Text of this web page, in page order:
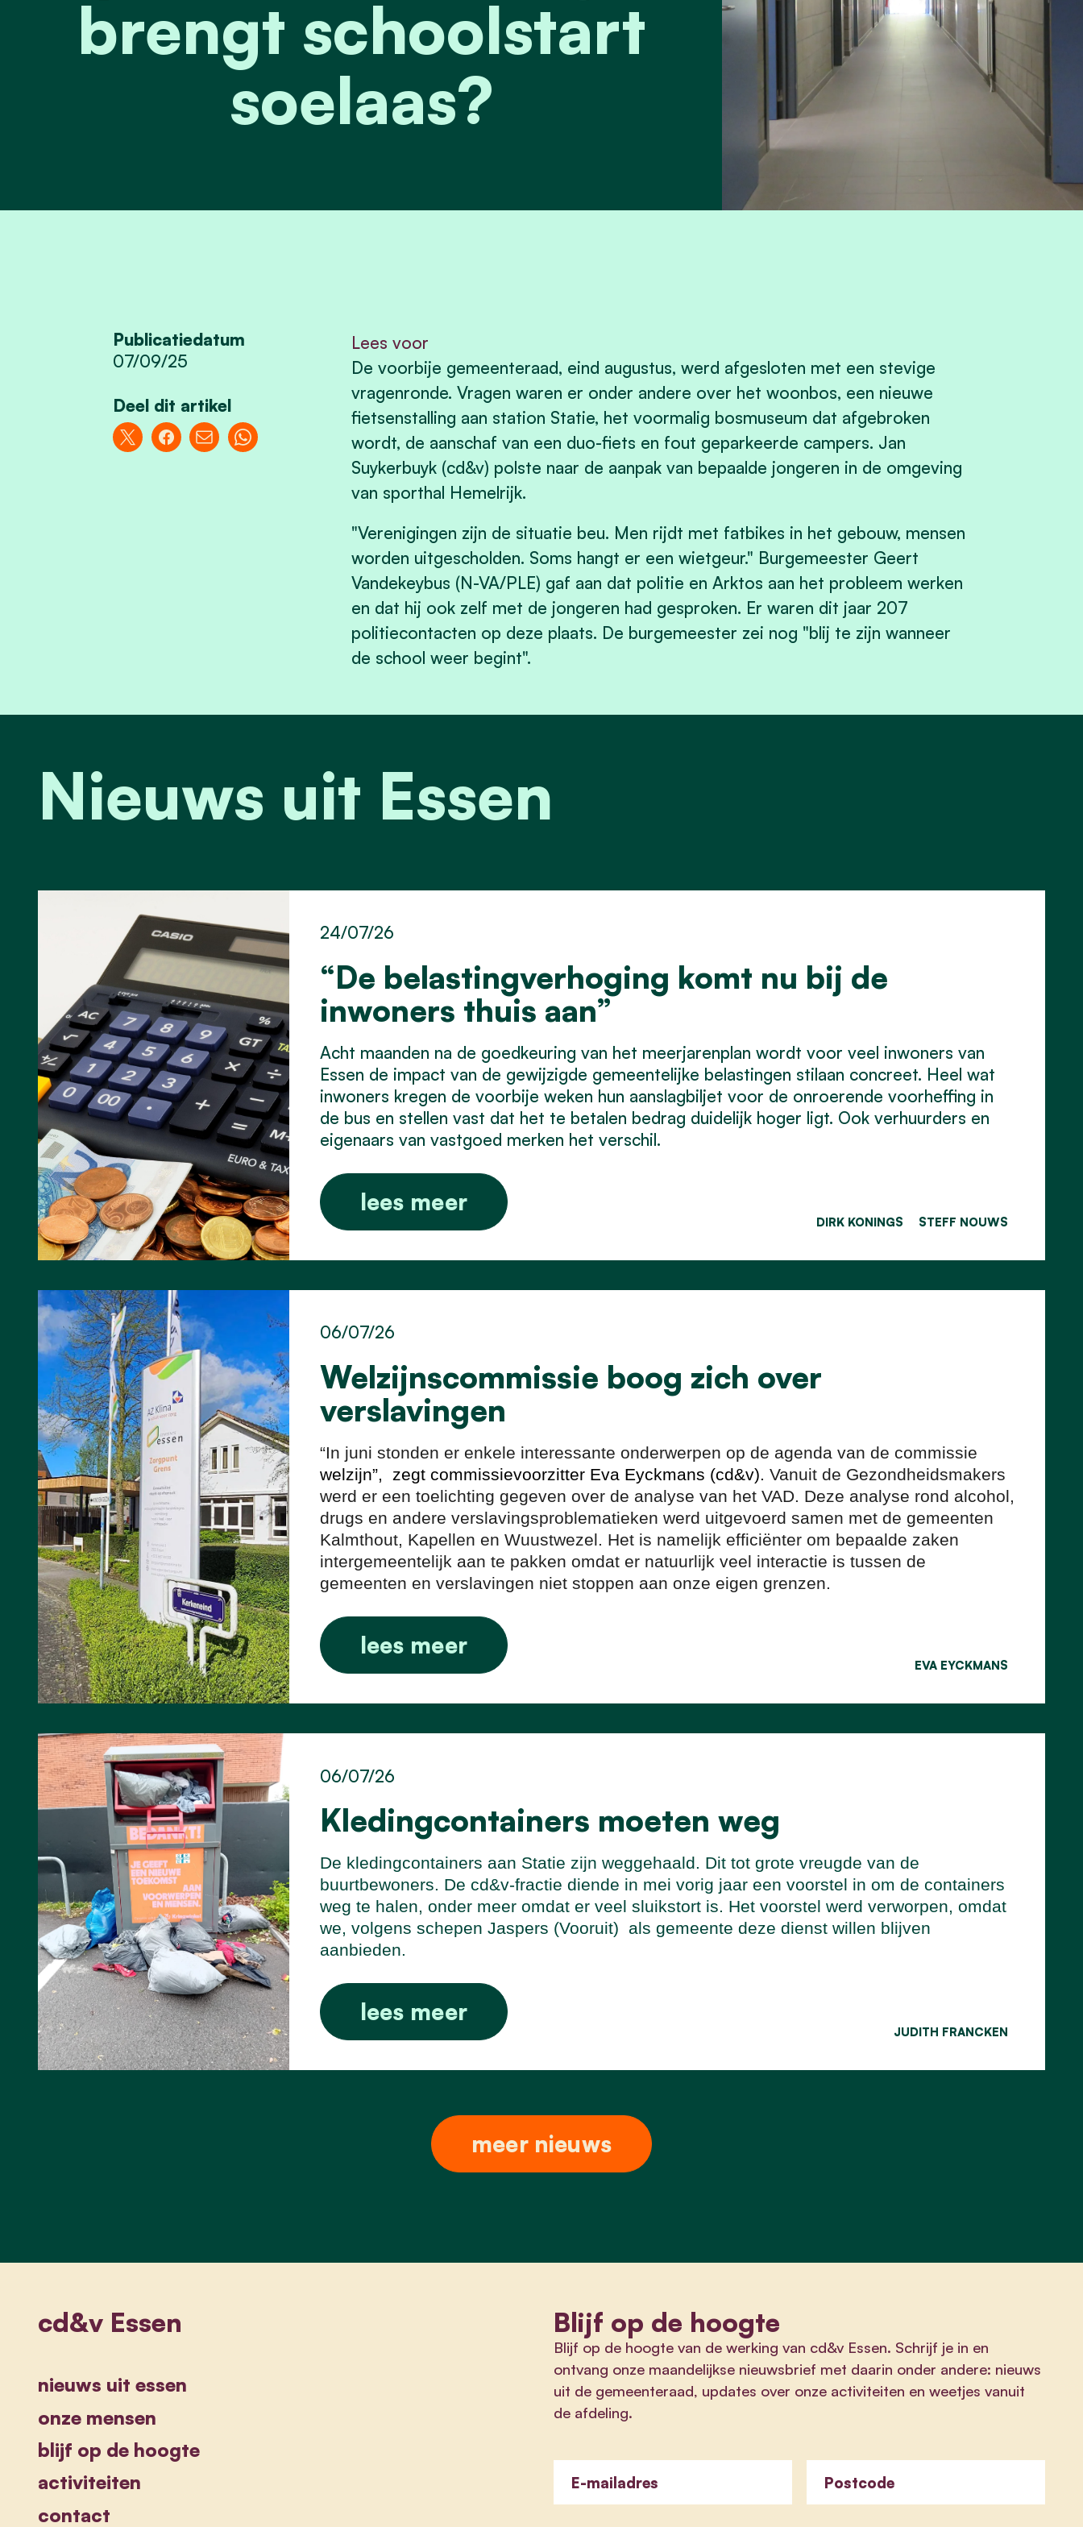
brengt schoolstart
soelaas?
Publicatiedatum
07/09/25
Deel dit artikel
Lees voor
De voorbije gemeenteraad, eind augustus, werd afgesloten met een stevige
vragenronde. Vragen waren er onder andere over het woonbos, een nieuwe
fietsenstalling aan station Statie, het voormalig bosmuseum dat afgebroken
wordt, de aanschaf van een duo-fiets en fout geparkeerde campers. Jan
Suykerbuyk (cd&v) polste naar de aanpak van bepaalde jongeren in de omgeving
van sporthal Hemelrijk.
"Verenigingen zijn de situatie beu. Men rijdt met fatbikes in het gebouw, mensen
worden uitgescholden. Soms hangt er een wietgeur." Burgemeester Geert
Vandekeybus (N-VA/PLE) gaf aan dat politie en Arktos aan het probleem werken
en dat hij ook zelf met de jongeren had gesproken. Er waren dit jaar 207
politiecontacten op deze plaats. De burgemeester zei nog "blij te zijn wanneer
de school weer begint".
Nieuws uit Essen
“De belastingverhoging komt nu bij de
inwoners thuis aan”
24/07/26
Acht maanden na de goedkeuring van het meerjarenplan wordt voor veel inwoners van
Essen de impact van de gewijzigde gemeentelijke belastingen stilaan concreet. Heel wat
inwoners kregen de voorbije weken hun aanslagbiljet voor de onroerende voorheffing in
de bus en stellen vast dat het te betalen bedrag duidelijk hoger ligt. Ook verhuurders en
eigenaars van vastgoed merken het verschil.
lees meer
DIRK KONINGS STEFF NOUWS
Welzijnscommissie boog zich over
verslavingen
06/07/26
“In juni stonden er enkele interessante onderwerpen op de agenda van de commissie
welzijn”, zegt commissievoorzitter Eva Eyckmans (cd&v). Vanuit de Gezondheidsmakers
werd er een toelichting gegeven over de analyse van het VAD. Deze analyse rond alcohol,
drugs en andere verslavingsproblematieken werd uitgevoerd samen met de gemeenten
Kalmthout, Kapellen en Wuustwezel. Het is namelijk efficiënter om bepaalde zaken
intergemeentelijk aan te pakken omdat er natuurlijk veel interactie is tussen de
gemeenten en verslavingen niet stoppen aan onze eigen grenzen.
lees meer
EVA EYCKMANS
Kledingcontainers moeten weg
06/07/26
De kledingcontainers aan Statie zijn weggehaald. Dit tot grote vreugde van de
buurtbewoners. De cd&v-fractie diende in mei vorig jaar een voorstel in om de containers
weg te halen, onder meer omdat er veel sluikstort is. Het voorstel werd verworpen, omdat
we, volgens schepen Jaspers (Vooruit)
als gemeente deze dienst willen blijven
aanbieden.
lees meer
JUDITH FRANCKEN
meer nieuws
cd&v Essen
nieuws uit essen
onze mensen
blijf op de hoogte
activiteiten
contact
Blijf op de hoogte
Blijf op de hoogte van de werking van cd&v Essen. Schrijf je in en
ontvang onze maandelijkse nieuwsbrief met daarin onder andere: nieuws
uit de gemeenteraad, updates over onze activiteiten en weetjes vanuit
de afdeling.
E-mailadres Postcode